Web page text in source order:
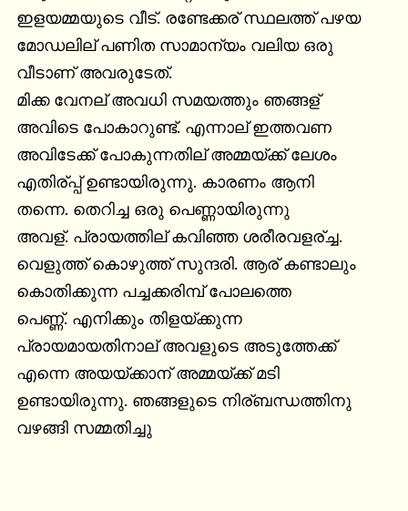
ഇളയമ്മയുടെ വീട്. രണ്ടേക്കര് സ്ഥലത്ത് പഴയ
മോഡലില് പണിത സാമാന്യം വലിയ ഒരു
വീടാണ് അവരുടേത്.
മിക്ക വേനല് അവധി സമയത്തും ഞങ്ങള്
അവിടെ പോകാറുണ്ട്. എന്നാല് ഇത്തവണ
അവിടേക്ക് പോകുന്നതില് അമ്മയ്ക്ക് ലേശം
എതിര്പ്പ് ഉണ്ടായിരുന്നു. കാരണം ആനി
തന്നെ. തെറിച്ച ഒരു പെണ്ണായിരുന്നു
അവള്. പ്രായത്തില് കവിഞ്ഞ ശരീരവളര്ച്ച.
വെളുത്ത് കൊഴുത്ത് സുന്ദരി. ആര് കണ്ടാലും
കൊതിക്കുന്ന പച്ചക്കരിമ്പ് പോലത്തെ
പെണ്ണ്. എനിക്കും തിളയ്ക്കുന്ന
പ്രായമായതിനാല് അവളുടെ അടുത്തേക്ക്
എന്നെ അയയ്ക്കാന് അമ്മയ്ക്ക് മടി
ഉണ്ടായിരുന്നു. ഞങ്ങളുടെ നിര്ബന്ധത്തിനു
വഴങ്ങി സമ്മതിച്ചു